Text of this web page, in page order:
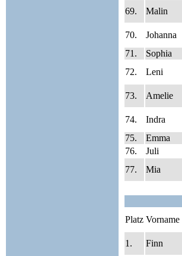
69.
Malin
70.
Johanna
71.
Sophia
72.
Leni
73.
Amelie
74.
Indra
75.
Emma
76.
Juli
77.
Mia
Platz Vorname
1. Finn